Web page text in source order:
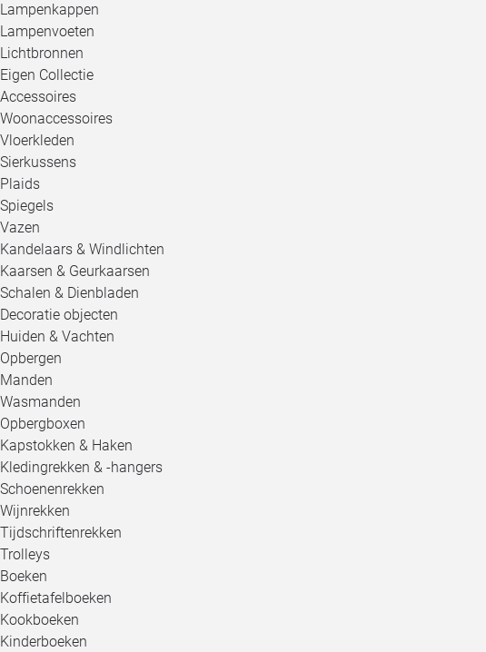
Lampenkappen
Lampenvoeten
Lichtbronnen
Eigen Collectie
Accessoires
Woonaccessoires
Vloerkleden
Sierkussens
Plaids
Spiegels
Vazen
Kandelaars & Windlichten
Kaarsen & Geurkaarsen
Schalen & Dienbladen
Decoratie objecten
Huiden & Vachten
Opbergen
Manden
Wasmanden
Opbergboxen
Kapstokken & Haken
Kledingrekken & -hangers
Schoenenrekken
Wijnrekken
Tijdschriftenrekken
Trolleys
Boeken
Koffietafelboeken
Kookboeken
Kinderboeken